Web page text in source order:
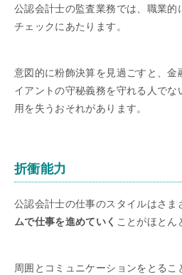
公認会計士の監査業務では、職業的
チェックにあたります。
意図的に粉飾決算を見過ごすと、金
イアントの守秘義務を守れる人で
用を失うおそれがあります。
折衝能力
公認会計士の仕事のスタイルはさま
ムで仕事を進めていく ことがほとん
周囲とコミュニケーションをとるこ